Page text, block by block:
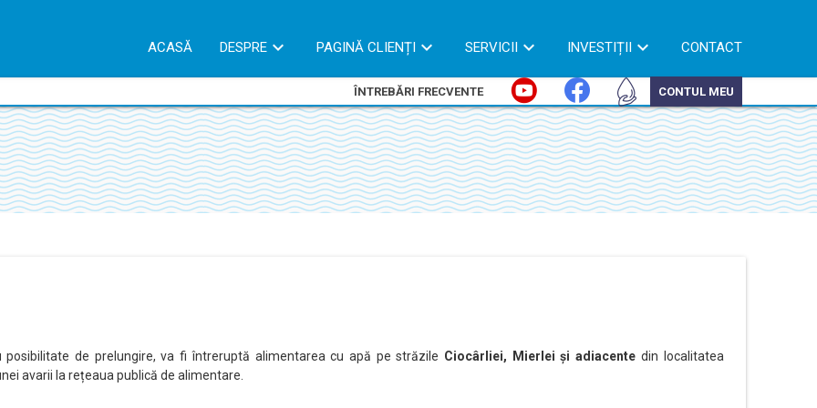
ACASĂ DESPRE PAGINĂ CLIENȚI SERVICII INVESTIȚII CONTACT
ÎNTREBĂRI FRECVENTE CONTUL MEU
posibilitate de prelungire, va fi întreruptă alimentarea cu apă pe străzile Ciocârliei, Mierlei și adiacente din localitatea
avarii la rețeaua publică de alimentare.